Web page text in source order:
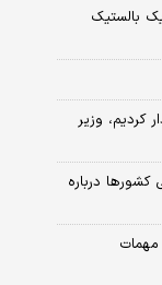
بالستیک
کردیم، وزیر
کشورها درباره
مهمات